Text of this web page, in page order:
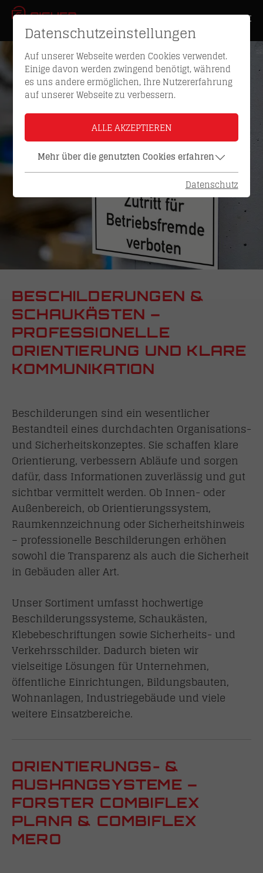
BESCHILDERUNGEN &
SCHAUKÄSTEN –
PROFESSIONELLE
ORIENTIERUNG UND KLARE
KOMMUNIKATION
Beschilderungen sind ein wesentlicher
Bestandteil eines durchdachten Organisations-
und Sicherheitskonzeptes. Sie schaffen klare
Orientierung, verbessern Abläufe und sorgen
dafür, dass Informationen zuverlässig und gut
sichtbar vermittelt werden. Ob Innen- oder
Außenbereich, ob Orientierungssystem,
Raumkennzeichnung oder Sicherheitshinweis
– professionelle Beschilderungen erhöhen
sowohl die Transparenz als auch die Sicherheit
in Gebäuden aller Art.
Unser Sortiment umfasst hochwertige
Beschilderungssysteme, Schaukästen,
Klebebeschriftungen sowie Sicherheits- und
Verkehrsschilder. Dadurch bieten wir
vielseitige Lösungen für Unternehmen,
öffentliche Einrichtungen, Bildungsbauten,
Wohnanlagen, Industriegebäude und viele
weitere Einsatzbereiche.
ORIENTIERUNGS- &
AUSHANGSYSTEME –
FORSTER COMBIFLEX
PLANA & COMBIFLEX
MERO
Datenschutzeinstellungen
Auf unserer Webseite werden Cookies verwendet.
Einige davon werden zwingend benötigt, während
es uns andere ermöglichen, Ihre Nutzererfahrung
auf unserer Webseite zu verbessern.
ALLE AKZEPTIEREN
Mehr über die genutzten Cookies erfahren
Datenschutz